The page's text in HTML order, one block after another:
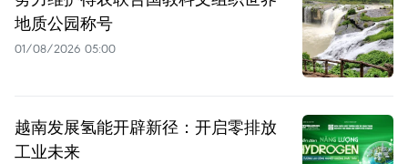
地质公园称号
01/08/2026 05:00
越南发展氢能开辟新径：开启零排放
工业未来